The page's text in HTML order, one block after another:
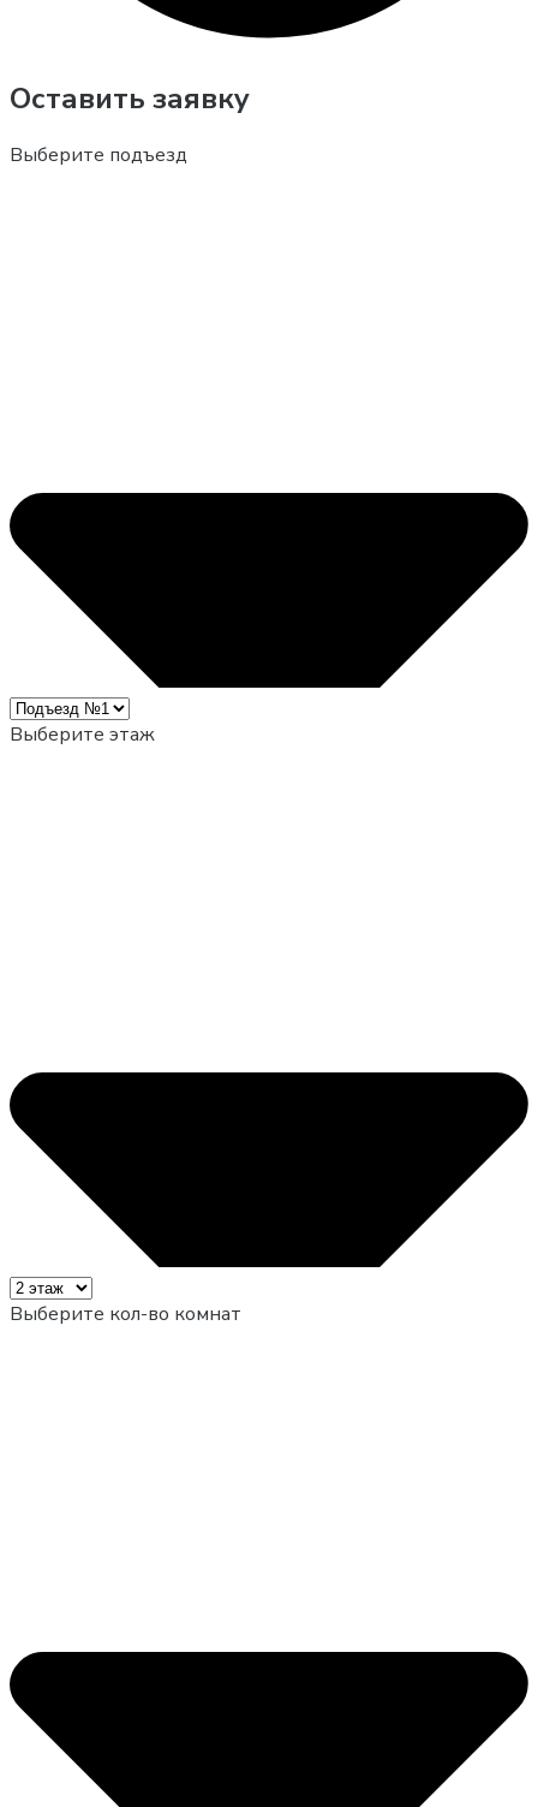
Оставить заявку
Выберите подъезд
Выберите этаж
Выберите кол-во комнат